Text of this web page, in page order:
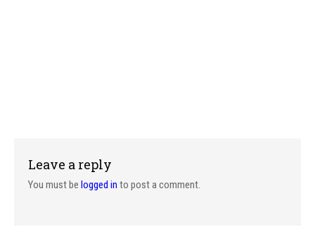
Leave a reply
You must be logged in to post a comment.